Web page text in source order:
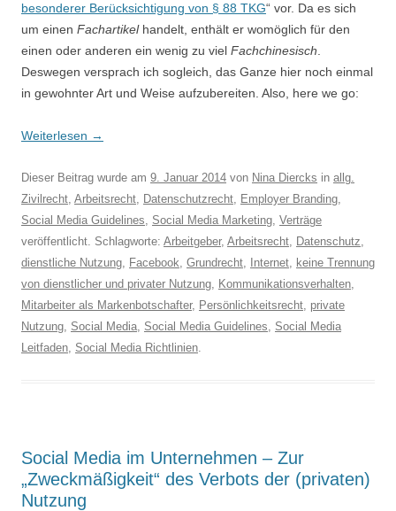
besonderer Berücksichtigung von § 88 TKG“ vor. Da es sich
um einen Fachartikelhandelt, enthält er womöglich für den
einen oder anderen ein wenig zu viel Fachchinesisch
Deswegen versprach ich sogleich, das Ganze hier noch einmal
in gewohnter Art und Weise aufzubereiten. Also, here we go:
Weiterlesen →
Dieser Beitrag wurde am 9. Januar 2014 von Nina Diercks in allg.
Zivilrecht, Arbeitsrecht, Datenschutzrecht, Employer Branding,
Social Media Guidelines, Social Media Marketing, Verträge
veröffentlicht. Schlagworte: Arbeitgeber, Arbeitsrecht, Datenschutz,
dienstliche Nutzung, Facebook, Grundrecht, Internet, keine Trennung
von dienstlicher und privater Nutzung, Kommunikationsverhalten,
Mitarbeiter als Markenbotschafter, Persönlichkeitsrecht, private
Nutzung, Social Media, Social Media Guidelines, Social Media
Leitfaden, Social Media Richtlinien.
Social Media im Unternehmen – Zur
„Zweckmäßigkeit“ des Verbots der (privaten)
Nutzung